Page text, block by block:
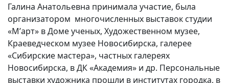
Галина Анатольевна принимала участие, была
организатором многочисленных выставок студии
«М’арт» в Доме ученых, Художественном музее,
Краеведческом музее Новосибирска, галерее
«Сибирские мастера», частных галереях
Новосибирска, в ДК «Академия» и др. Персональные
выставки художника прошли в институтах городка, в